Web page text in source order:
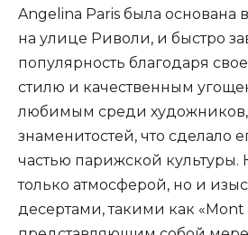
Angelina Paris была основана
на улице Риволи, и быстро
популярность благодаря
стилю и качественным
любимым среди художников,
знаменитостей, что сделало
частью парижской культуры.
только атмосферой, но и
десертами, такими как «Mont